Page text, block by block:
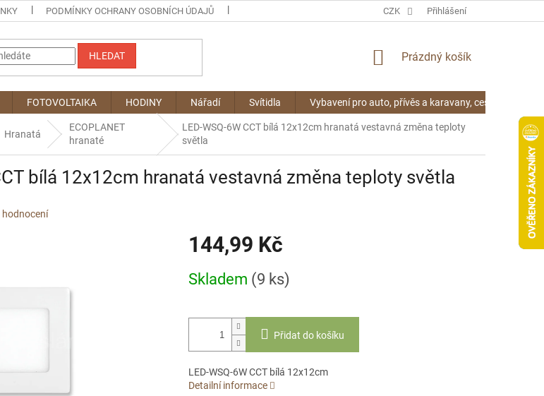
PODMÍNKY OCHRANY OSOBNÍCH ÚDAJŮ CZK Přihlášení
HLEDAT
NÁKUPNÍ
Prázdný košík
FOTOVOLTAIKA HODINY Nářadí Svítidla Vybavení pro auto, přívěs a karavany, cestování
Hranatá
ECOPLANET
hranaté
LED-WSQ-6W CCT bílá 12x12cm hranatá vestavná změna teploty
světla
bílá 12x12cm hranatá vestavná změna teploty světla
144,99 Kč
cena:
Skladem (9 ks)
Přidat do košíku
LED-WSQ-6W CCT bílá 12x12cm
Detailní informace